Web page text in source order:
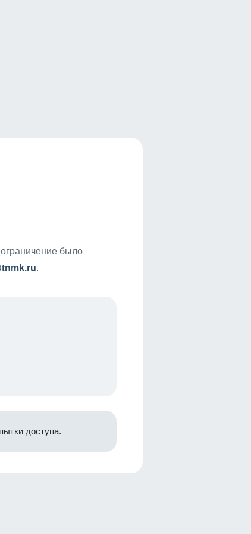
было
.
доступа.